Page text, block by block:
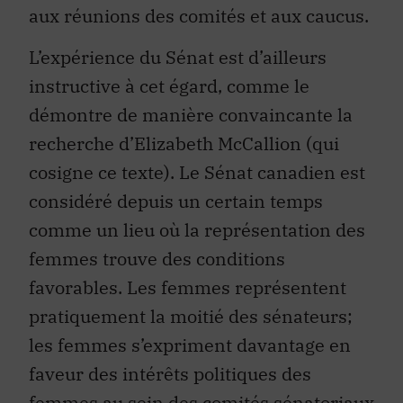
aux réunions des comités et aux caucus.
L’expérience du Sénat est d’ailleurs
instructive à cet égard, comme le
démontre de manière convaincante la
recherche d’Elizabeth McCallion (qui
cosigne ce texte). Le Sénat canadien est
considéré depuis un certain temps
comme un lieu où la représentation des
femmes trouve des conditions
favorables. Les femmes représentent
pratiquement la moitié des sénateurs;
les femmes s’expriment davantage en
faveur des intérêts politiques des